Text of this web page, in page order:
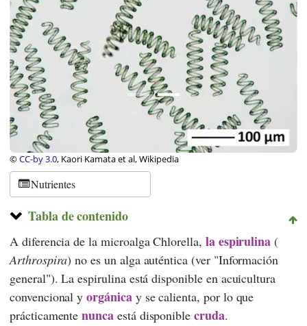
©CC-by 3.0, Kaori Kamata et al, Wikipedia
Nutrientes
Tabla de contenido
A diferencia de la microalga Chlorella, la espirulina (
Arthrospira) no es un alga auténtica (ver "Información
general"). La espirulina está disponible en acuicultura
convencional yorgánicay se calienta, por lo que
prácticamentenuncaestá disponiblecruda.